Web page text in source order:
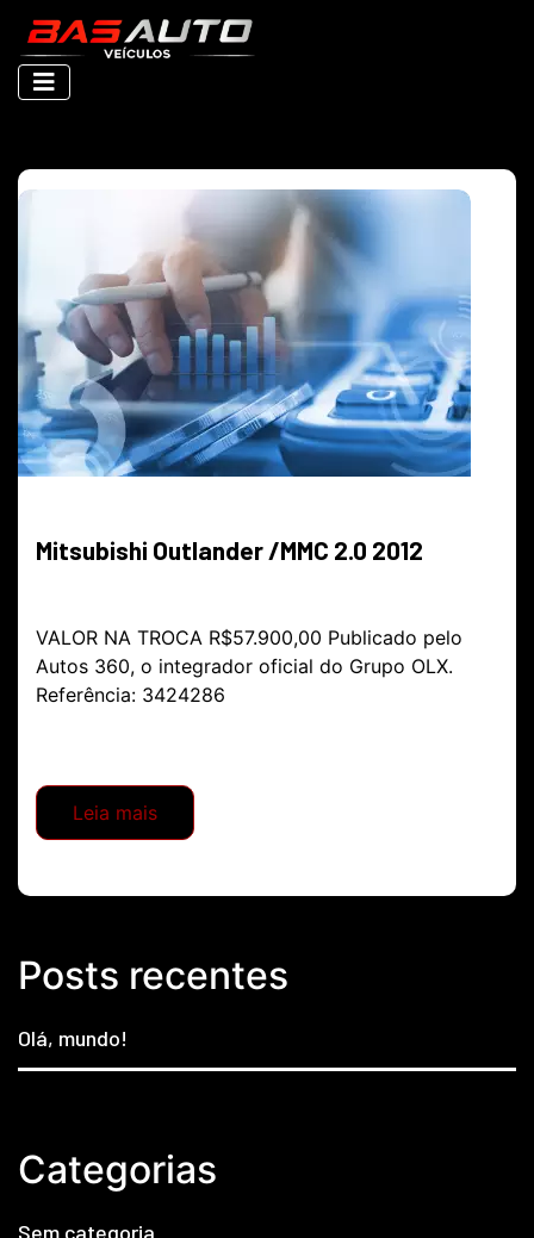
Mitsubishi Outlander /MMC 2.0 2012
VALOR NA TROCA R$57.900,00 Publicado pelo
Autos 360, o integrador oficial do Grupo OLX.
Referência: 3424286
Leia mais
Posts recentes
Olá, mundo!
Categorias
Sem categoria